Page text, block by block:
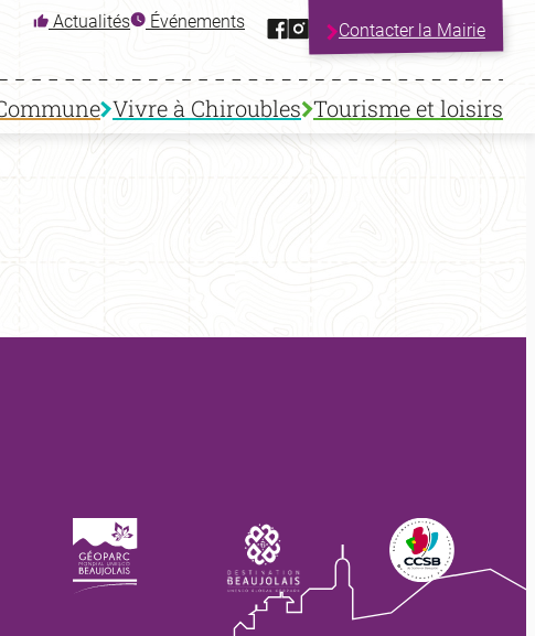
Actualités Événements Facebook
Instagram
Contacter la Mairie
Vivre à Chiroubles Tourisme et loisirs